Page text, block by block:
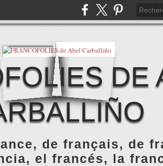
DE
de français, de
el francés, la